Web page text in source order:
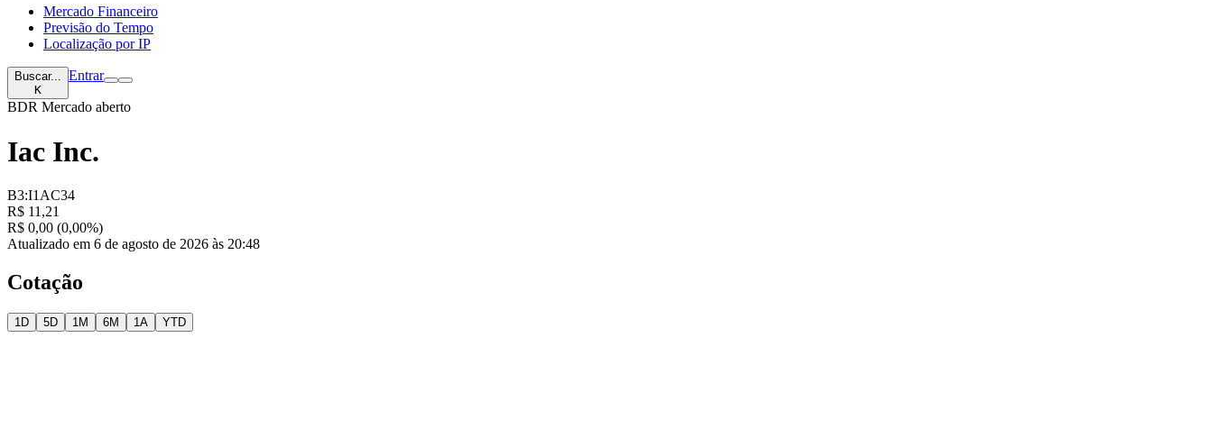
Mercado Financeiro
Previsão do Tempo
Localização por IP
Buscar...
K
Entrar
BDR Mercado aberto
Iac Inc.
B3:I1AC34
R$ 11,21
R$ 0,00 (0,00%)
Atualizado em 6 de agosto de 2026 às 20:48
Cotação
1D 5D 1M 6M 1A YTD